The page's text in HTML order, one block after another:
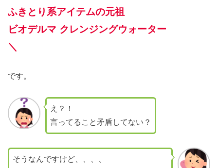
ふきとり系アイテムの元祖
ビオデルマ クレンジングウォーター
＼
です。
え？！
言ってること矛盾してない？
そうなんですけど、、、、